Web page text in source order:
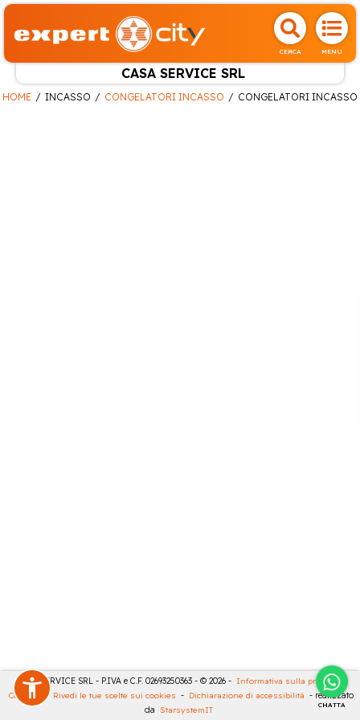
CERCA MENU
CASA SERVICE SRL
CHATTA
HOME INCASSO CONGELATORI INCASSO CONGELATORI INCASSO
CASA SERVICE SRL - P.IVA e C.F. 02693250363 - © 2026 - Informativa sulla privacy -
Cookies
- Rivedi le tue scelte sui cookies - Dichiarazione di accessibilità - realizzato
da StarsystemIT